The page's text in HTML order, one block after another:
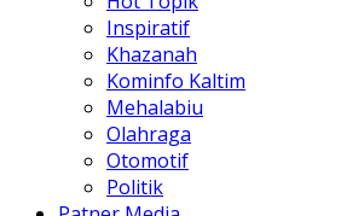
Inspiratif
Khazanah
Kominfo Kaltim
Mehalabiu
Olahraga
Otomotif
Politik